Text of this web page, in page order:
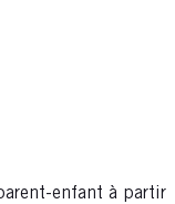
enfant à partir